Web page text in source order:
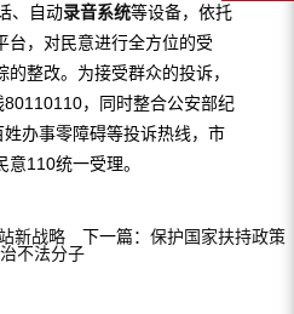
、自动录音系统等设备，依托
台，对民意进行全方位的受
整改。为接受群众的投诉，
，同时整合公安部纪
办事零障碍等投诉热线，市
110统一受理。
新战略 下一篇： 保护国家扶持政策
不法分子